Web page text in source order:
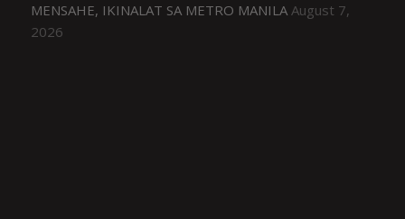
MENSAHE, IKINALAT SA METRO MANILA August 7,
2026